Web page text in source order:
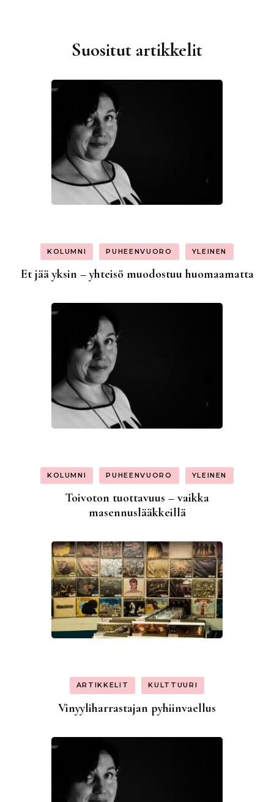
Suositut artikkelit
KOLUMNI PUHEENVUORO YLEINEN
Et jää yksin – yhteisö muodostuu huomaamatta
KOLUMNI PUHEENVUORO YLEINEN
Toivoton tuottavuus – vaikka
masennuslääkkeillä
ARTIKKELIT KULTTUURI
Vinyyliharrastajan pyhiinvaellus